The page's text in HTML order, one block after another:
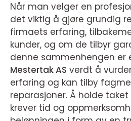
Når man velger en
det viktig å gjøre grundig
firmaets erfaring,
kunder, og om de tilbyr
denne sammenhengen er
Mestertak AS verdt å
erfaring og kan tilby
reparasjoner. Å holde
krever tid og